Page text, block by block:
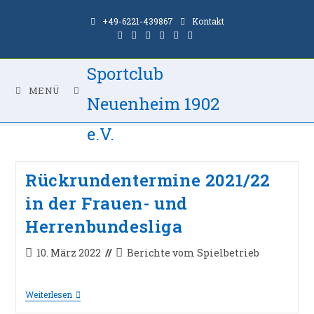
+49-6221-439867 Kontakt
MENÜ
Sportclub
Neuenheim 1902
e.V.
2022
Rückrundentermine 2021/22
in der Frauen- und
Herrenbundesliga
Beitrag
10. März 2022
Beitrags-
Berichte vom Spielbetrieb
WeiterlesenRückrundentermine
2021/22